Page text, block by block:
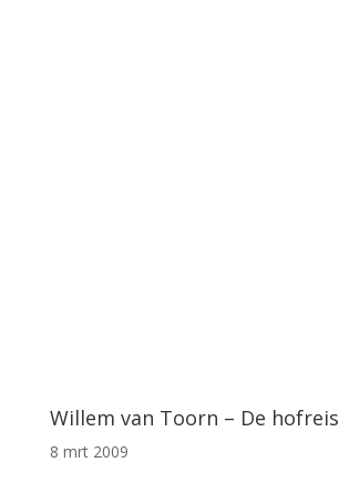
Willem van Toorn – De hofreis
8 mrt 2009